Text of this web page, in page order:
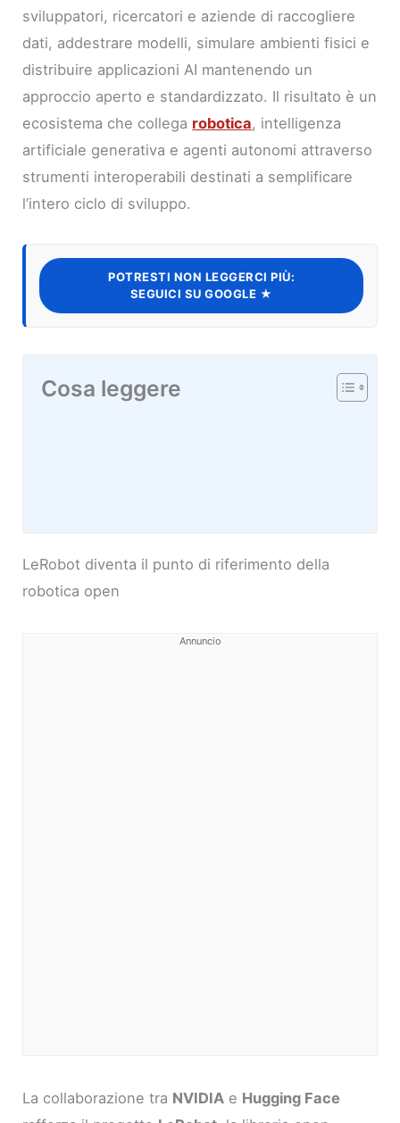
sviluppatori, ricercatori e aziende di raccogliere
dati, addestrare modelli, simulare ambienti fisici e
distribuire applicazioni AI mantenendo un
approccio aperto e standardizzato. Il risultato è un
ecosistema che collega robotica, intelligenza
artificiale generativa e agenti autonomi attraverso
strumenti interoperabili destinati a semplificare
l’intero ciclo di sviluppo.
POTRESTI NON LEGGERCI PIÙ:
SEGUICI SU GOOGLE ★
Cosa leggere
LeRobot diventa il punto di riferimento della
robotica open
Annuncio
La collaborazione tra NVIDIA e Hugging Face